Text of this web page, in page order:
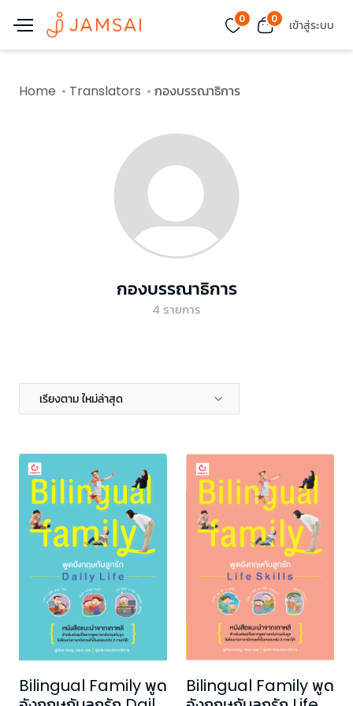
0 0 เข้าสู่ระบบ
Home Translators กองบรรณาธิการ
กองบรรณาธิการ
4 รายการ
เรียงตาม ใหม่ล่าสุด
Bilingual Family พูด
Bilingual Family พูด